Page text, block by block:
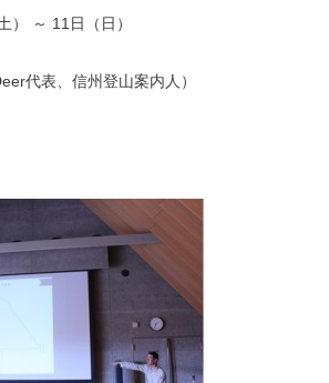
） ～ 11日（日）
代表、信州登山案内人）